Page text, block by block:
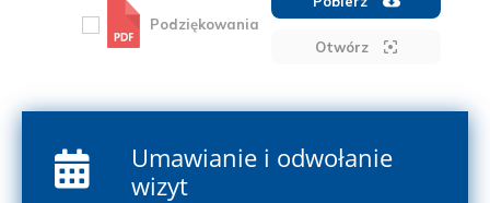
Podziękowania
Otwórz
Umawianie i odwołanie
wizyt